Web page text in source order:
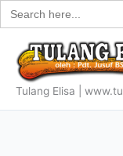
Search
for:
Skip
to
content
Tulang Elisa |